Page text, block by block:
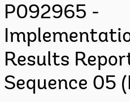
P092965 -
Results
Sequence 05